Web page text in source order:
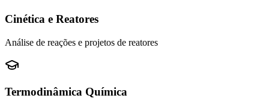
Cinética e Reatores
Análise de reações e projetos de reatores
Termodinâmica Química